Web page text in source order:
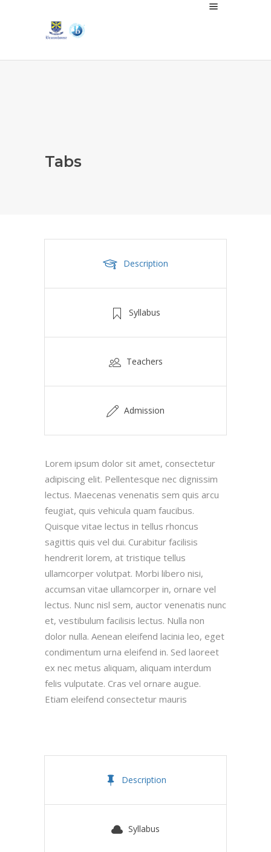
Tabs
Description
Syllabus
Teachers
Admission
Lorem ipsum dolor sit amet, consectetur
adipiscing elit. Pellentesque nec dignissim
lectus. Maecenas venenatis sem quis arcu
feugiat, quis vehicula quam faucibus.
Quisque vitae lectus in tellus rhoncus
sagittis quis vel dui. Curabitur facilisis
hendrerit lorem, at tristique tellus
ullamcorper volutpat. Morbi libero nisi,
accumsan vitae ullamcorper in, ornare vel
lectus. Nunc nisl sem, auctor venenatis nunc
et, vestibulum facilisis lectus. Nulla non
dolor nulla. Aenean eleifend lacinia leo, eget
condimentum urna eleifend in. Sed laoreet
ex nec metus aliquam, aliquam interdum
felis vulputate. Cras vel ornare augue.
Etiam eleifend consectetur mauris
Description
Syllabus